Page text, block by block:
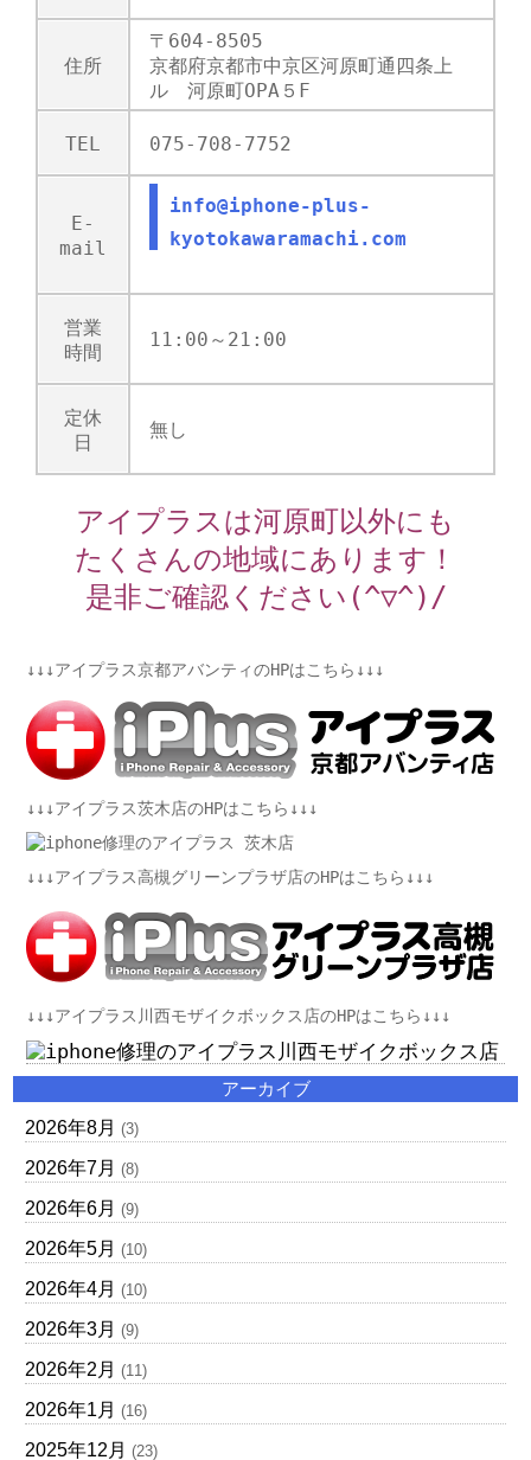
住所
〒604-8505
京都府京都市中京区河原町通四条上
ル 河原町OPA５F
TEL 075-708-7752
E-
mail
info@iphone-plus-
kyotokawaramachi.com
営業
時間
11:00～21:00
定休
日
無し
アイプラスは河原町以外にも
たくさんの地域にあります！
是非ご確認ください(^▽^)/
↓↓↓アイプラス京都アバンティのHPはこちら↓↓↓
↓↓↓アイプラス茨木店のHPはこちら↓↓↓
↓↓↓アイプラス高槻グリーンプラザ店のHPはこちら↓↓↓
↓↓↓アイプラス川西モザイクボックス店のHPはこちら↓↓↓
アーカイブ
2026年8月 (3)
2026年7月 (8)
2026年6月 (9)
2026年5月 (10)
2026年4月 (10)
2026年3月 (9)
2026年2月 (11)
2026年1月 (16)
2025年12月 (23)